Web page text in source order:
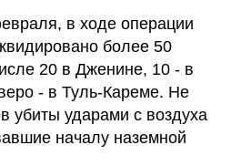
в ходе операции
более 50
20 в Дженине, 10 - в
- в Туль-Кареме. Не
убиты ударами с воздуха
началу наземной